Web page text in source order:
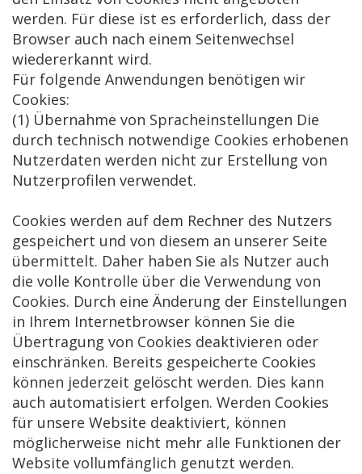
werden. Für diese ist es erforderlich, dass der
Browser auch nach einem Seitenwechsel
wiedererkannt wird.
Für folgende Anwendungen benötigen wir
Cookies:
(1) Übernahme von Spracheinstellungen Die
durch technisch notwendige Cookies erhobenen
Nutzerdaten werden nicht zur Erstellung von
Nutzerprofilen verwendet.
Cookies werden auf dem Rechner des Nutzers
gespeichert und von diesem an unserer Seite
übermittelt. Daher haben Sie als Nutzer auch
die volle Kontrolle über die Verwendung von
Cookies. Durch eine Änderung der Einstellungen
in Ihrem Internetbrowser können Sie die
Übertragung von Cookies deaktivieren oder
einschränken. Bereits gespeicherte Cookies
können jederzeit gelöscht werden. Dies kann
auch automatisiert erfolgen. Werden Cookies
für unsere Website deaktiviert, können
möglicherweise nicht mehr alle Funktionen der
Website vollumfänglich genutzt werden.